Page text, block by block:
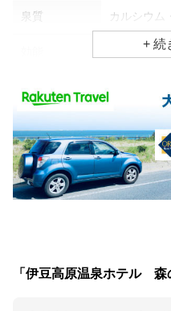
泉質 カルシウム
関節痛、筋
食事場所
朝食 レストラン
夕食 レストラン
チェックイン・チェックアウト
チェックアウ
10:00
「伊豆高原温泉ホテル 森